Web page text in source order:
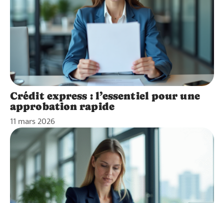
Crédit express : l’essentiel pour une
approbation rapide
11 mars 2026